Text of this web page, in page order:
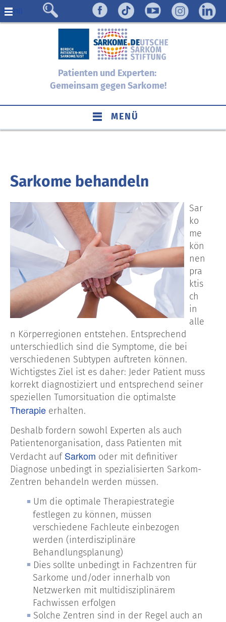
Menü
Patienten und Experten:
Gemeinsam gegen Sarkome!
MENÜ
Sarkome behandeln
Sar
ko
me
kön
nen
pra
ktis
ch
in
alle
n Körperregionen entstehen. Entsprechend
unterschiedlich sind die Symptome, die bei
verschiedenen Subtypen auftreten können.
Wichtigstes Ziel ist es daher: Jeder Patient muss
korrekt diagnostiziert und entsprechend seiner
speziellen Tumorsituation die optimalste
Therapie erhalten.
Deshalb fordern sowohl Experten als auch
Patientenorganisation, dass Patienten mit
Verdacht auf Sarkom oder mit definitiver
Diagnose unbedingt in spezialisierten Sarkom-
Zentren behandeln werden müssen.
Um die optimale Therapiestrategie
festlegen zu können, müssen
verschiedene Fachleute einbezogen
werden (interdisziplinäre
Behandlungsplanung)
Dies sollte unbedingt in Fachzentren für
Sarkome und/oder innerhalb von
Netzwerken mit multidisziplinärem
Fachwissen erfolgen
Solche Zentren sind in der Regel auch an